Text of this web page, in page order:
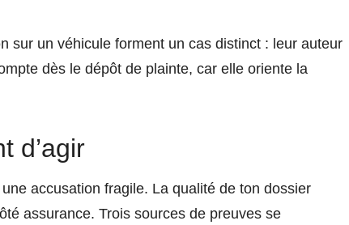
sur un véhicule forment un cas distinct : leur auteur
dès le dépôt de plainte, car elle oriente la
d’agir
accusation fragile. La qualité de ton dossier
assurance. Trois sources de preuves se